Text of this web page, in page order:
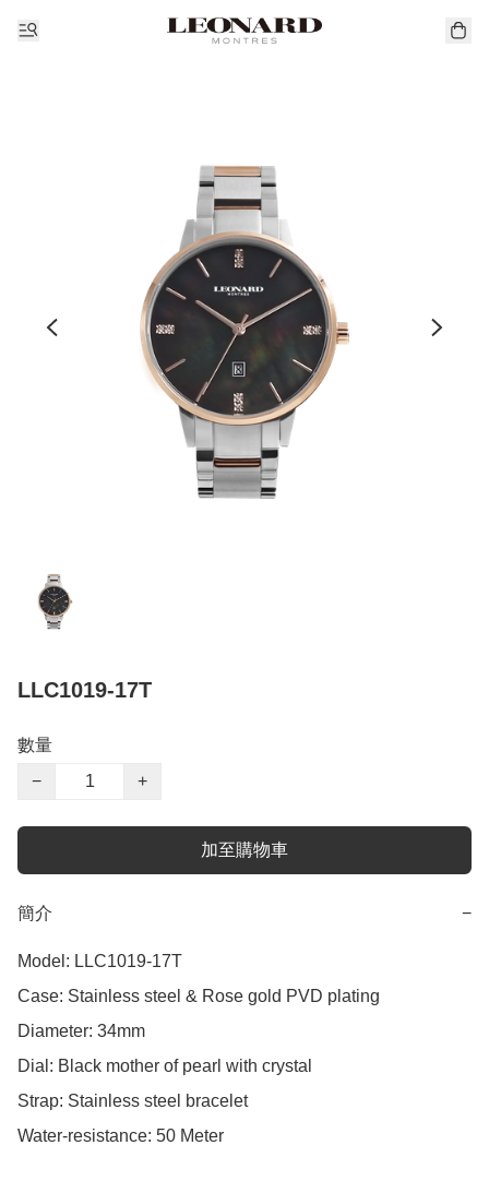
LLC1019-17T
數量
−
+
加至購物車
簡介 −
Model: LLC1019-17T
Case: Stainless steel & Rose gold PVD plating
Diameter: 34mm
Dial: Black mother of pearl with crystal
Strap: Stainless steel bracelet
Water-resistance: 50 Meter